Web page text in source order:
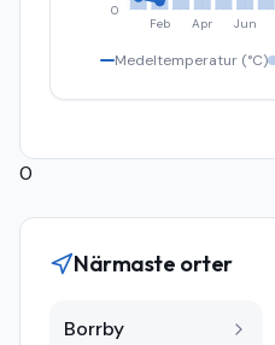
Feb Apr Jun
0
Medeltemperatur (°C)
0
Närmaste orter
Borrby